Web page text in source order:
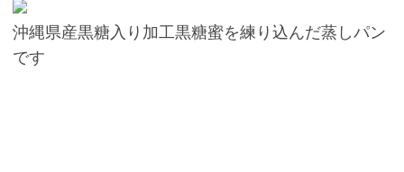
沖縄県産黒糖入り加工黒糖蜜を練り込んだ蒸しパン
です